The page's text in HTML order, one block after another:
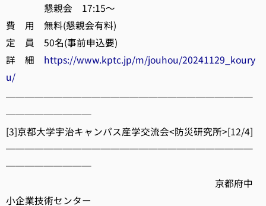
懇親会 17:15～
費 用 無料(懇親会有料)
定 員 50名(事前申込要)
詳 細 https://www.kptc.jp/m/jouhou/20241129_koury
u/
──────────────────────────
─────────
[3]京都大学宇治キャンパス産学交流会<防災研究所>[12/4]
──────────────────────────
─────────
京都府中
小企業技術センター